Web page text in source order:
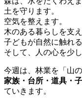
土を守ります。
空気を整えます。
木のある暮らしを支え
子どもが自然に触れ
そして、人の心を少
今週は、林業を「山
家族・台所・道具・
ていきます。